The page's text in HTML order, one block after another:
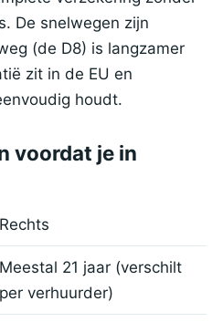
De snelwegen zijn
(de D8) is langzamer
zit in de EU en
houdt.
voordat je in
Rechts
Meestal 21 jaar (verschilt
per verhuurder)